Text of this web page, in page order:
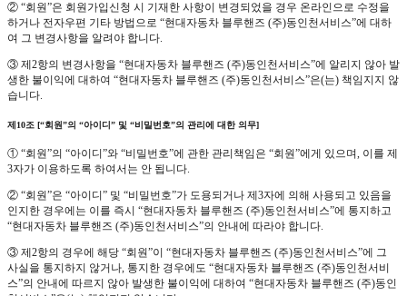
② “회원”은 회원가입신청 시 기재한 사항이 변경되었을 경우 온라인으로 수정을
하거나 전자우편 기타 방법으로 “현대자동차 블루핸즈 (주)동인천서비스”에 대하
여 그 변경사항을 알려야 합니다.
③ 제2항의 변경사항을 “현대자동차 블루핸즈 (주)동인천서비스”에 알리지 않아 발
생한 불이익에 대하여 “현대자동차 블루핸즈 (주)동인천서비스”은(는) 책임지지 않
습니다.
제10조 [“회원”의 “아이디” 및 “비밀번호”의 관리에 대한 의무]
① “회원”의 “아이디”와 “비밀번호”에 관한 관리책임은 “회원”에게 있으며, 이를 제
3자가 이용하도록 하여서는 안 됩니다.
② “회원”은 “아이디” 및 “비밀번호”가 도용되거나 제3자에 의해 사용되고 있음을
인지한 경우에는 이를 즉시 “현대자동차 블루핸즈 (주)동인천서비스”에 통지하고
“현대자동차 블루핸즈 (주)동인천서비스”의 안내에 따라야 합니다.
③ 제2항의 경우에 해당 “회원”이 “현대자동차 블루핸즈 (주)동인천서비스”에 그
사실을 통지하지 않거나, 통지한 경우에도 “현대자동차 블루핸즈 (주)동인천서비
스”의 안내에 따르지 않아 발생한 불이익에 대하여 “현대자동차 블루핸즈 (주)동인